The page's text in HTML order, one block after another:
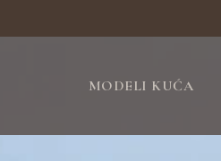
MODELI KUĆA